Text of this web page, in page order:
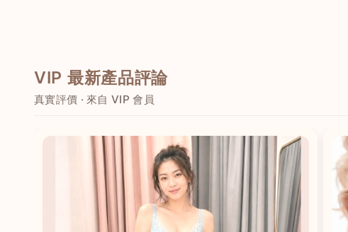
VIP 最新產品評論
真實評價 · 來自 VIP 會員